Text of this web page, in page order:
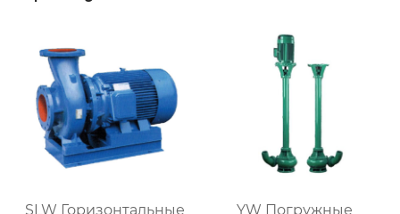
SLW Горизонтальные YW Погружные